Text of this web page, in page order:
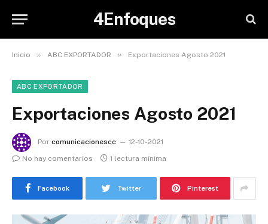
4Enfoques
Inicio » ABC EXPORTADOR » Exportaciones Agosto 2021
ABC EXPORTADOR
Exportaciones Agosto 2021
Por comunicacionescc
12-10-2021
No hay comentarios
1 lectura mínima
Facebook Twitter Pinterest